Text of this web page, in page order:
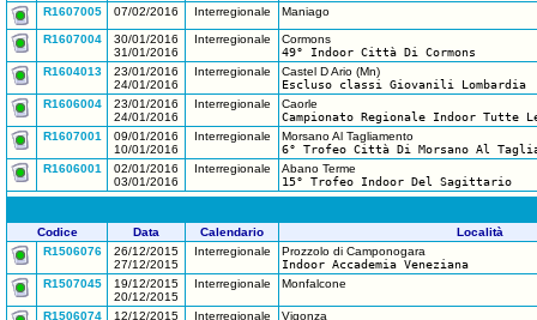
R1607005
07/02/2016 Interregionale Maniago
R1607004
30/01/2016
31/01/2016
Interregionale
Cormons
49° Indoor Città Di Cormons
R1604013
23/01/2016
24/01/2016
Interregionale
Castel D Ario (Mn)
Escluso classi Giovanili Lombardia
R1606004
23/01/2016
24/01/2016
Interregionale
Caorle
Campionato Regionale Indoor Tutte
R1607001
09/01/2016
10/01/2016
Interregionale
Morsano Al Tagliamento
6° Trofeo Città Di Morsano Al
R1606001
02/01/2016
03/01/2016
Interregionale
Abano Terme
15° Trofeo Indoor Del Sagittario
Codice Data Calendario
Località
R1506076
26/12/2015
27/12/2015
Interregionale
Prozzolo di Camponogara
Indoor Accademia Veneziana
R1507045
19/12/2015
20/12/2015
Interregionale Monfalcone
R1506074
12/12/2015
Interregionale
Vigonza